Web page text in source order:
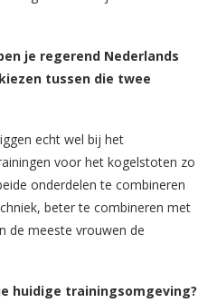
je regerend Nederlands
tussen die twee
echt wel bij het
voor het kogelstoten zo
onderdelen te combineren
beter te combineren met
de meeste vrouwen de
huidige trainingsomgeving?